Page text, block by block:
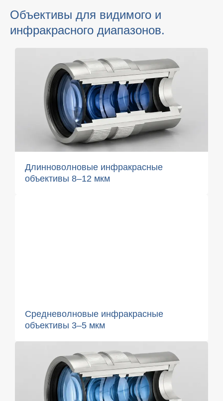
Объективы для видимого и
инфракрасного диапазонов.
Длинноволновые инфракрасные
объективы 8–12 мкм
Средневолновые инфракрасные
объективы 3–5 мкм